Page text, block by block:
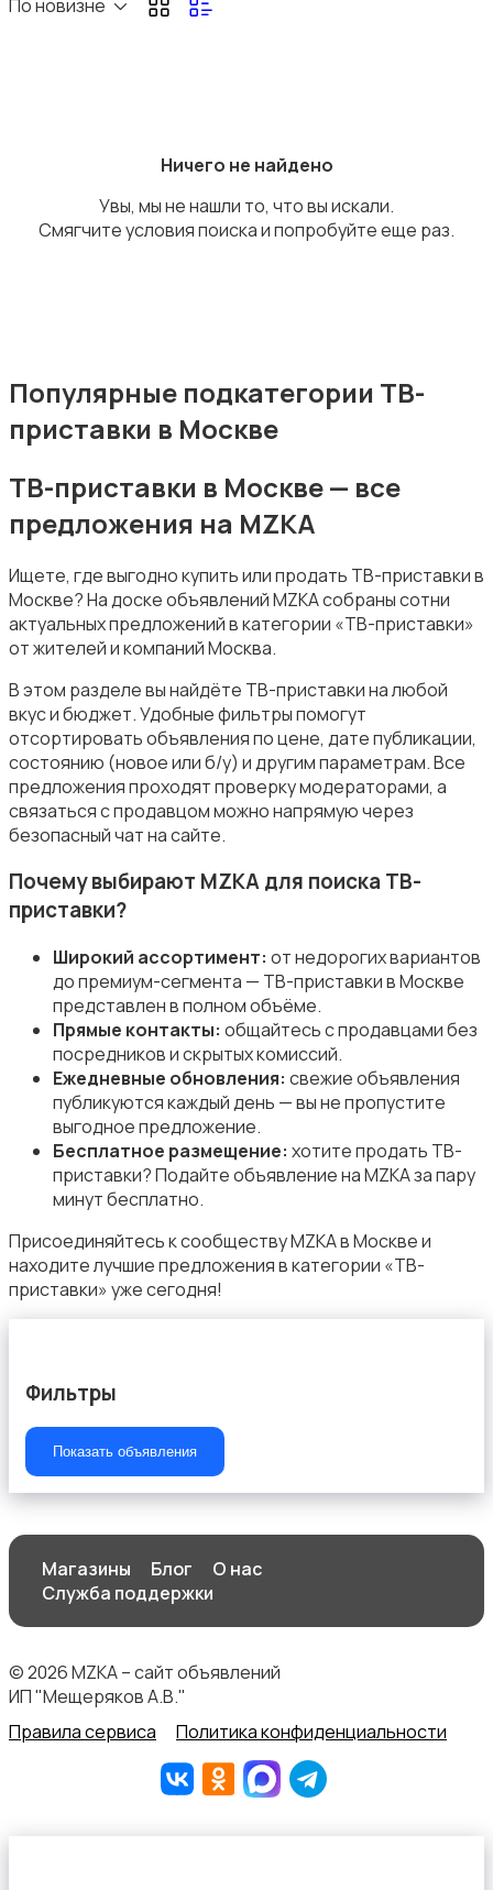
Музыкальные центры и магнитолы
MP3-плееры и портативное аудио
Электронные книги
Спутниковое и цифровое ТВ
Наушники
Микрофоны
ТВ-приставки
По новизне
Ничего не найдено
Увы, мы не нашли то, что вы искали.
Смягчите условия поиска и попробуйте еще раз.
Популярные подкатегории ТВ-
приставки в Москве
ТВ-приставки в Москве — все
предложения на MZKA
Ищете, где выгодно купить или продать ТВ-приставки в
Москве? На доске объявлений MZKA собраны сотни
актуальных предложений в категории «ТВ-приставки»
от жителей и компаний Москва.
В этом разделе вы найдёте ТВ-приставки на любой
вкус и бюджет. Удобные фильтры помогут
отсортировать объявления по цене, дате публикации,
состоянию (новое или б/у) и другим параметрам. Все
предложения проходят проверку модераторами, а
связаться с продавцом можно напрямую через
безопасный чат на сайте.
Почему выбирают MZKA для поиска ТВ-
приставки?
Широкий ассортимент: от недорогих вариантов
до премиум-сегмента — ТВ-приставки в Москве
представлен в полном объёме.
Прямые контакты: общайтесь с продавцами без
посредников и скрытых комиссий.
Ежедневные обновления: свежие объявления
публикуются каждый день — вы не пропустите
выгодное предложение.
Бесплатное размещение: хотите продать ТВ-
приставки? Подайте объявление на MZKA за пару
минут бесплатно.
Присоединяйтесь к сообществу MZKA в Москве и
находите лучшие предложения в категории «ТВ-
приставки» уже сегодня!
Фильтры
Показать объявления
Магазины Блог
О нас
Служба поддержки
© 2026 MZKA – сайт объявлений
ИП "Мещеряков А.В."
Правила сервиса
Политика конфиденциальности